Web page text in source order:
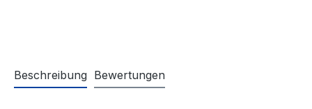
Beschreibung Bewertungen